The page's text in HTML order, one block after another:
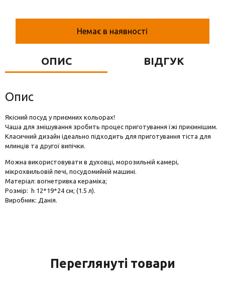
Фігурки та статуеткиНемає в наявності
ОПИС ВІДГУК
Опис
Якісний посуд у приємних кольорах!
Чаша для змішування зробить процес приготування їжі приємнішим.
Класичний дизайн ідеально підходить для приготування тіста для
млинців та другої випічки.
Можна використовувати в духовці, морозильній камері,
мікрохвильовій печі, посудомийній машині.
Матеріал: вогнетривка кераміка;
Розмір: h 12*19*24 см; (1.5 л).
Виробник: Данія.
Переглянуті товари